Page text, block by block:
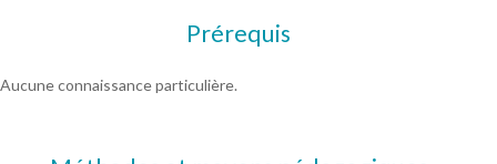
Prérequis
Aucune connaissance particulière.